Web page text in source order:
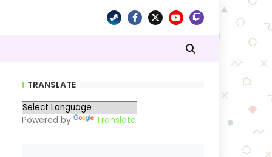
TRANSLATE
Powered by Translate